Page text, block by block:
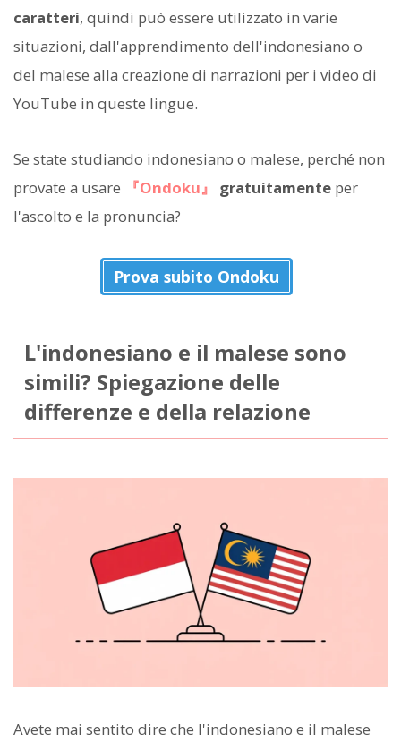
caratteri, quindi può essere utilizzato in varie
situazioni, dall'apprendimento dell'indonesiano o
del malese alla creazione di narrazioni per i video di
YouTube in queste lingue.
Se state studiando indonesiano o malese, perché non
provate a usare
『Ondoku』 gratuitamente per
l'ascolto e la pronuncia?
Prova subito Ondoku
L'indonesiano e il malese sono
simili? Spiegazione delle
differenze e della relazione
Avete mai sentito dire che l'indonesiano e il malese